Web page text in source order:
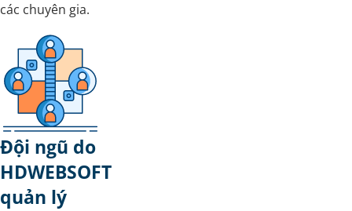
các chuyên gia.
Đội ngũ do
HDWEBSOFT
quản lý